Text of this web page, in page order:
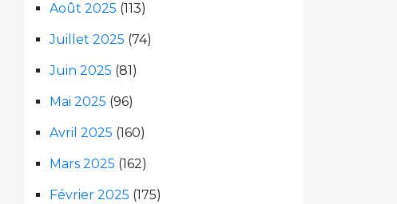
Août 2025 (113)
Juillet 2025 (74)
Juin 2025 (81)
Mai 2025 (96)
Avril 2025 (160)
Mars 2025 (162)
Février 2025 (175)